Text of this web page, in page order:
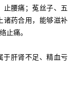
止腰痛；菟丝子、五
诸药合用，能够滋补
止痛。
肝肾不足、精血亏